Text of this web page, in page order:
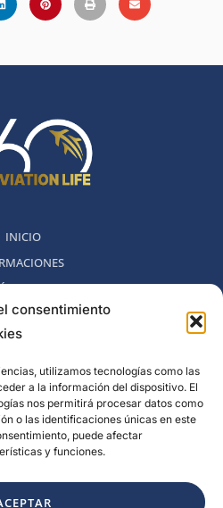
consentimiento
utilizamos tecnologías como las
a la información del dispositivo. El
nos permitirá procesar datos como
o las identificaciones únicas en este
puede afectar
y funciones.
INICIO
360
BLOG
DESESTIMIENTO